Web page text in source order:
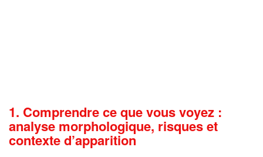
1. Comprendre ce que vous voyez :
analyse morphologique, risques et
contexte d’apparition